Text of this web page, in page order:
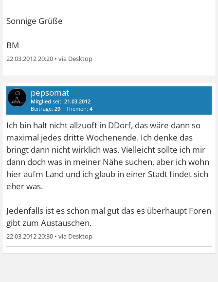
Sonnige Grüße
BM
22.03.2012 20:20 •
pepsomat
Mitglied seit:21.03.2012
Beiträge:29 Themen:4
Ich bin halt nicht allzuoft in DDorf, das wäre dann so
maximal jedes dritte Wochenende. Ich denke das
bringt dann nicht wirklich was. Vielleicht sollte ich mir
dann doch was in meiner Nähe suchen, aber ich wohn
hier aufm Land und ich glaub in einer Stadt findet sich
eher was.
Jedenfalls ist es schon mal gut das es überhaupt Foren
gibt zum Austauschen.
22.03.2012 20:30 •